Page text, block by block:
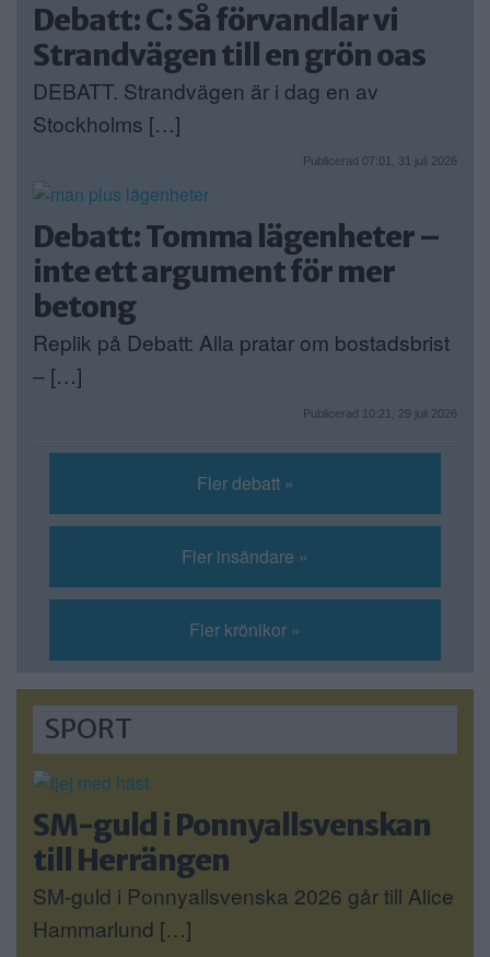
Debatt: C: Så förvandlar vi
Strandvägen till en grön oas
DEBATT. Strandvägen är i dag en av
Stockholms […]
Publicerad 07:01, 31 juli 2026
Debatt: Tomma lägenheter –
inte ett argument för mer
betong
Replik på Debatt: Alla pratar om bostadsbrist
– […]
Publicerad 10:21, 29 juli 2026
Fler debatt »
Fler insändare »
Fler krönikor »
SPORT
SM-guld i Ponnyallsvenskan
till Herrängen
SM-guld i Ponnyallsvenska 2026 går till Alice
Hammarlund […]